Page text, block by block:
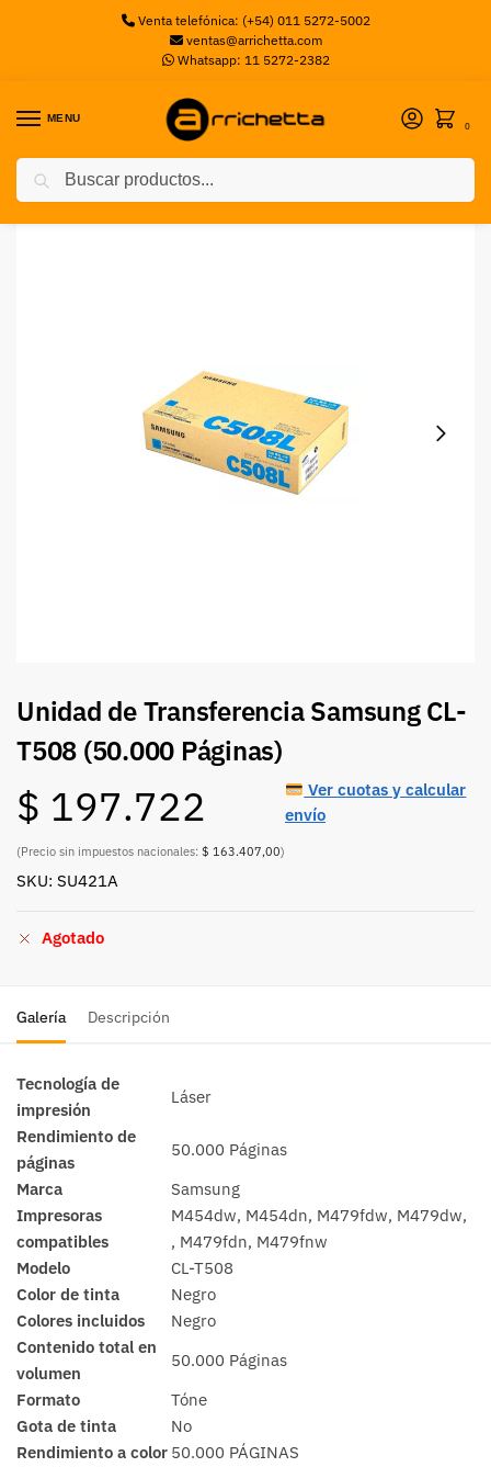
Venta telefónica: (+54) 011 5272-5002
ventas@arrichetta.com
Whatsapp: 11 5272-2382
MENU
0
Inicio Accesorios de Impresoras
Unidad de Transferencia Samsung CL-
T508 (50.000 Páginas)
$ 197.722
(Precio sin impuestos nacionales: $ 163.407,00)
Ver cuotas y calcular
envío
SKU: SU421A
Agotado
Galería Descripción
Tecnología de
impresión
Láser
Rendimiento de
páginas
50.000 Páginas
Marca
Samsung
Impresoras
compatibles
M454dw, M454dn, M479fdw, M479dw,
, M479fdn, M479fnw
Modelo
CL-T508
Color de tinta
Negro
Colores incluidos
Negro
Contenido total en
volumen
50.000 Páginas
Formato
Tóne
Gota de tinta
No
Rendimiento a color 50.000 PÁGINAS